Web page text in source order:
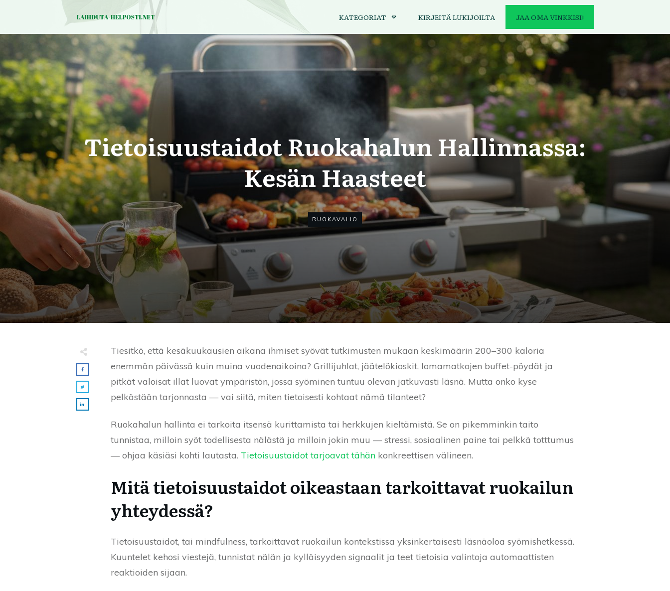
KATEGORIAT KIRJEITÄ LUKIJOILTA JAA OMA VINKKISI!
Tietoisuustaidot Ruokahalun Hallinnassa:
Kesän Haasteet
RUOKAVALIO
Tiesitkö, että kesäkuukausien aikana ihmiset syövät tutkimusten mukaan keskimäärin 200–300 kaloria
enemmän päivässä kuin muina vuodenaikoina? Grillijuhlat, jäätelökioskit, lomamatkojen buffet-pöydät ja
pitkät valoisat illat luovat ympäristön, jossa syöminen tuntuu olevan jatkuvasti läsnä. Mutta onko kyse
pelkästään tarjonnasta — vai siitä, miten tietoisesti kohtaat nämä tilanteet?
Ruokahalun hallinta ei tarkoita itsensä kurittamista tai herkkujen kieltämistä. Se on pikemminkin taito
tunnistaa, milloin syöt todellisesta nälästä ja milloin jokin muu — stressi, sosiaalinen paine tai pelkkä totttumus
— ohjaa käsiäsi kohti lautasta. Tietoisuustaidot tarjoavat tähän konkreettisen välineen.
Mitä tietoisuustaidot oikeastaan tarkoittavat ruokailun
yhteydessä?
Tietoisuustaidot, tai mindfulness, tarkoittavat ruokailun kontekstissa yksinkertaisesti läsnäoloa syömishetkessä.
Kuuntelet kehosi viestejä, tunnistat nälän ja kylläisyyden signaalit ja teet tietoisia valintoja automaattisten
reaktioiden sijaan.